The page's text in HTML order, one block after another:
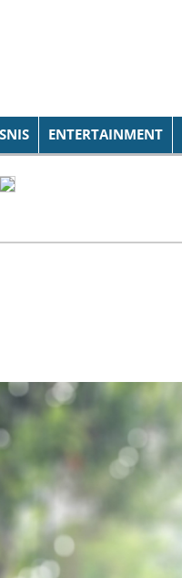
ENTERTAINMENT